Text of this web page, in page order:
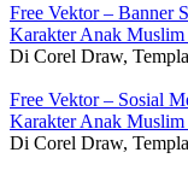
Free Vektor – Banner
Karakter Anak Muslim
Di Corel Draw,
Free Vektor – Sosial
Karakter Anak Muslim
Di Corel Draw,